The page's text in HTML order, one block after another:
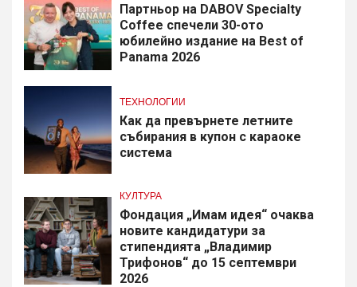
Партньор на DABOV Specialty
Coffee спечели 30-ото
юбилейно издание на Best of
Panama 2026
ТЕХНОЛОГИИ
Как да превърнете летните
събирания в купон с караоке
система
КУЛТУРА
Фондация „Имам идея“ очаква
новите кандидатури за
стипендията „Владимир
Трифонов“ до 15 септември
2026